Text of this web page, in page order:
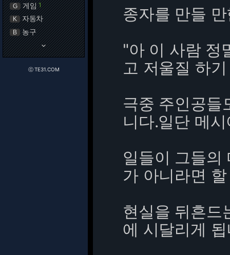
G 게임 1
K 자동차
B 농구
keyboard_arrow_down
ⓒ TE31.COM
종자를 만들
"아 이 사람 정
고 저울질 하
극중 주인공들
니다.일단 메
일들이 그들의
가 아니라면
현실을 뒤흔드
에 시달리게